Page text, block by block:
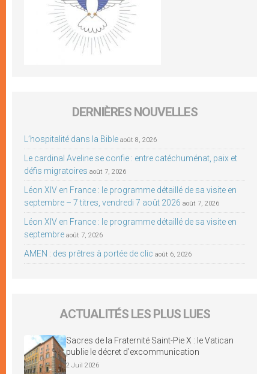
DERNIÈRES NOUVELLES
L’hospitalité dans la Bible août 8, 2026
Le cardinal Aveline se confie : entre catéchuménat, paix et
défis migratoires août 7, 2026
Léon XIV en France : le programme détaillé de sa visite en
septembre – 7 titres, vendredi 7 août 2026 août 7, 2026
Léon XIV en France : le programme détaillé de sa visite en
septembre août 7, 2026
AMEN : des prêtres à portée de clic août 6, 2026
ACTUALITÉS LES PLUS LUES
Sacres de la Fraternité Saint-Pie X : le Vatican
publie le décret d’excommunication
2 Juil 2026